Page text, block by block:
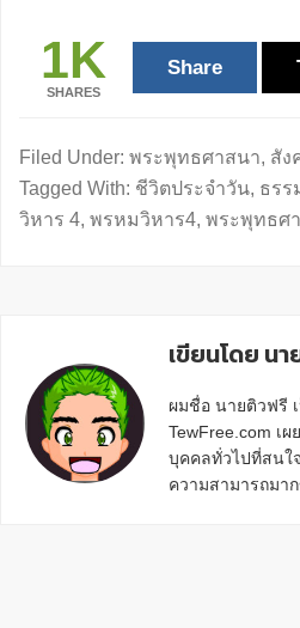
1K
SHARES
Share
Filed Under: พระพุทธศาสนา, สัง
Tagged With: ชีวิตประจำวัน, ธรร
วิหาร 4, พรหมวิหาร4, พระพุทธศ
เขียนโดย น
ผมชื่อ นายติวฟรี
TewFree.com เ
บุคคลทั่วไปที่สนใ
ความสามารถมา